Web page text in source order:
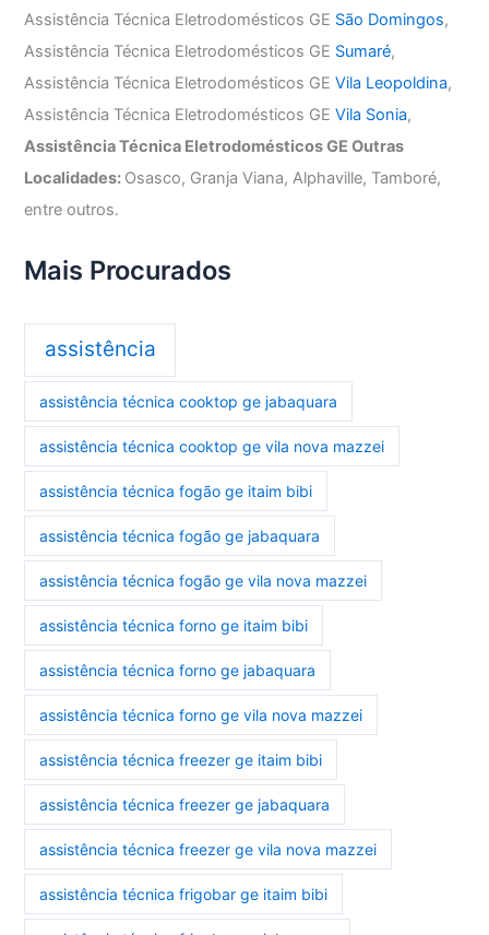
Assistência Técnica Eletrodomésticos GE São Domingos,
Assistência Técnica Eletrodomésticos GE Sumaré,
Assistência Técnica Eletrodomésticos GEVila Leopoldina,
Assistência Técnica Eletrodomésticos GEVila Sonia,
Assistência Técnica Eletrodomésticos GE Outras
Localidades: Osasco, Granja Viana, Alphaville, Tamboré,
entre outros.
Mais Procurados
assistência
assistência técnica cooktop ge jabaquara
assistência técnica cooktop ge vila nova mazzei
assistência técnica fogão ge itaim bibi
assistência técnica fogão ge jabaquara
assistência técnica fogão ge vila nova mazzei
assistência técnica forno ge itaim bibi
assistência técnica forno ge jabaquara
assistência técnica forno ge vila nova mazzei
assistência técnica freezer ge itaim bibi
assistência técnica freezer ge jabaquara
assistência técnica freezer ge vila nova mazzei
assistência técnica frigobar ge itaim bibi